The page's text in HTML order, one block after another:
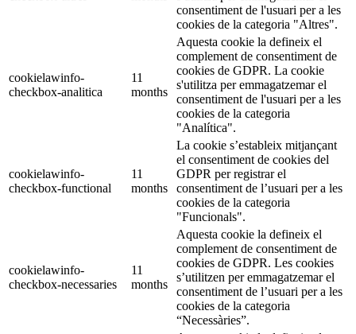
consentiment de l'usuari per a les
cookies de la categoria "Altres".
cookielawinfo-
checkbox-analitica
11
months
Aquesta cookie la defineix el
complement de consentiment de
cookies de GDPR. La cookie
s'utilitza per emmagatzemar el
consentiment de l'usuari per a les
cookies de la categoria
"Analítica".
cookielawinfo-
checkbox-functional
11
months
La cookie s’estableix mitjançant
el consentiment de cookies del
GDPR per registrar el
consentiment de l’usuari per a les
cookies de la categoria
"Funcionals".
cookielawinfo-
checkbox-necessaries
11
months
Aquesta cookie la defineix el
complement de consentiment de
cookies de GDPR. Les cookies
s’utilitzen per emmagatzemar el
consentiment de l’usuari per a les
cookies de la categoria
“Necessàries”.